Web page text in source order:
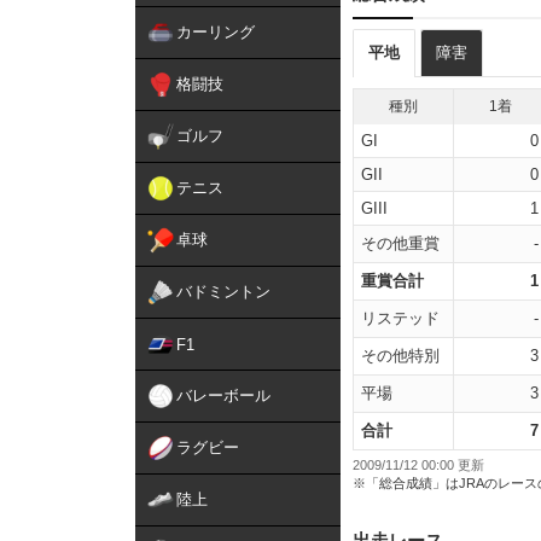
カーリング
格闘技
ゴルフ
テニス
卓球
バドミントン
F1
バレーボール
ラグビー
陸上
平地 障害
種別 1着
GI
0
GII
0
GIII
1
その他重賞
-
重賞合計 1
リステッド -
その他特別 3
平場 3
合計 7
2009/11/12 00:00 更新
※「総合成績」はJRAのレース